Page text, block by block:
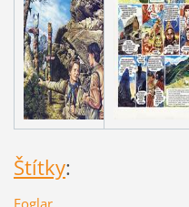
Štítky: